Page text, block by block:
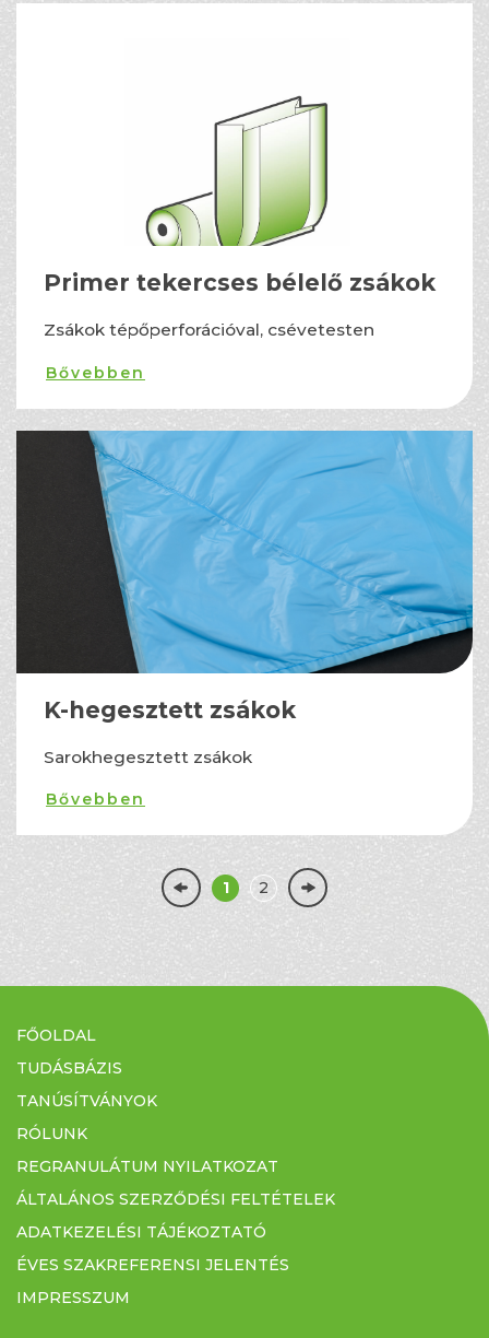
Primer tekercses bélelő zsákok
Zsákok tépőperforációval, csévetesten
Bővebben
K-hegesztett zsákok
Sarokhegesztett zsákok
Bővebben
1 2
FŐOLDAL
TUDÁSBÁZIS
TANÚSÍTVÁNYOK
RÓLUNK
REGRANULÁTUM NYILATKOZAT
ÁLTALÁNOS SZERZŐDÉSI FELTÉTELEK
ADATKEZELÉSI TÁJÉKOZTATÓ
ÉVES SZAKREFERENSI JELENTÉS
IMPRESSZUM